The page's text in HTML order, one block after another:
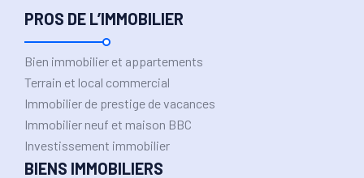
PROS DE L’IMMOBILIER
Bien immobilier et appartements
Terrain et local commercial
Immobilier de prestige de vacances
Immobilier neuf et maison BBC
Investissement immobilier
BIENS IMMOBILIERS